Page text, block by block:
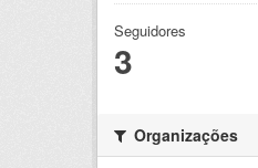
Seguidores
3
Organizações